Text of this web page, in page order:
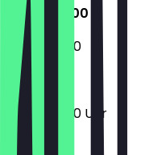
10:00 - 18:00
10:00 - 18:00
10:00 - 18:00 Uhr